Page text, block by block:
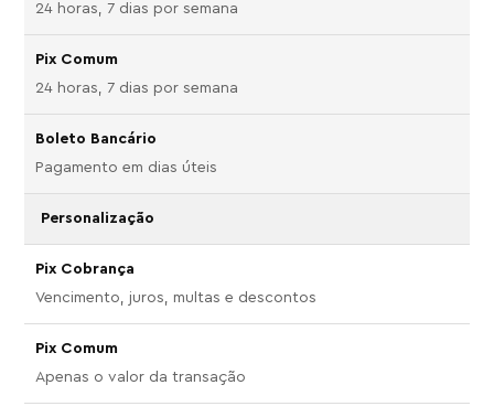
24 horas, 7 dias por semana
24 horas, 7 dias por semana
Pagamento em dias úteis
Personalização
Vencimento, juros, multas e descontos
Apenas o valor da transação